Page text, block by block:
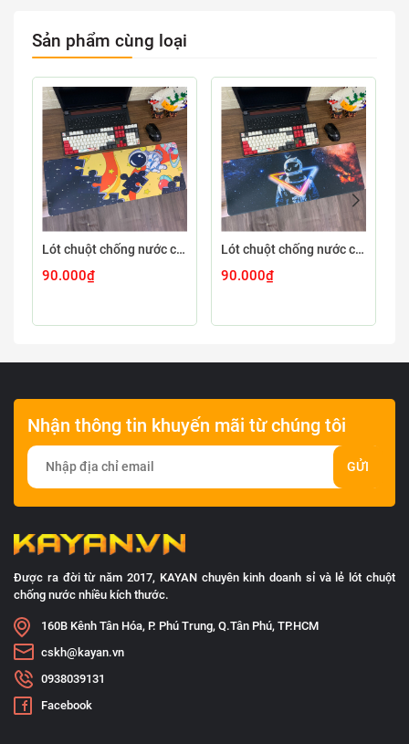
Sản phẩm cùng loại
Lót chuột chống nước cỡ lớn 80x30cm dày 3mm ASTRO-03-80X30
90.000₫
Lót chuột chống nước cỡ lớn 80x30cm dày 3mm ASTRO-02-80X30
90.000₫
Nhận thông tin khuyến mãi từ chúng tôi
GỬI
Được ra đời từ năm 2017, KAYAN chuyên kinh doanh sỉ và lẻ lót chuột
chống nước nhiều kích thước.
160B Kênh Tân Hóa, P. Phú Trung, Q.Tân Phú, TP.HCM
cskh@kayan.vn
0938039131
Facebook